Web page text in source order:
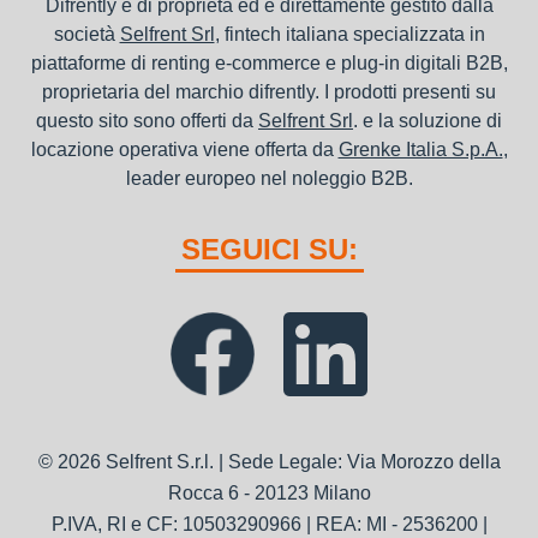
Difrently è di proprietà ed è direttamente gestito dalla
società Selfrent Srl , fintech italiana specializzata in
piattaforme di renting e-commerce e plug-in digitali B2B,
proprietaria del marchio difrently. I prodotti presenti su
questo sito sono offerti da Selfrent Srl . e la soluzione di
locazione operativa viene offerta da Grenke Italia S.p.A.,
leader europeo nel noleggio B2B.
SEGUICI SU:
© 2026 Selfrent S.r.l. | Sede Legale: Via Morozzo della
Rocca 6 - 20123 Milano
P.IVA, RI e CF: 10503290966 | REA: MI - 2536200 |